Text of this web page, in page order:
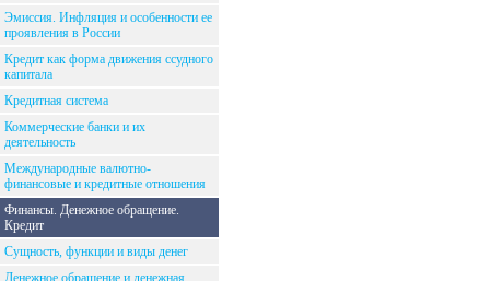
Эмиссия. Инфляция и особенности ее
проявления в России
Кредит как форма движения ссудного
капитала
Кредитная система
Коммерческие банки и их
деятельность
Международные валютно-
финансовые и кредитные отношения
Финансы. Денежное обращение.
Кредит
Сущность, функции и виды денег
Денежное обращение и денежная